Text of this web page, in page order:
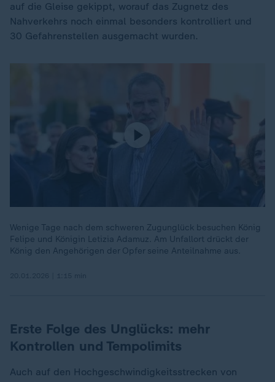
auf die Gleise gekippt, worauf das Zugnetz des
Nahverkehrs noch einmal besonders kontrolliert und
30 Gefahrenstellen ausgemacht wurden.
Wenige Tage nach dem schweren Zugunglück besuchen König
Felipe und Königin Letizia Adamuz. Am Unfallort drückt der
König den Angehörigen der Opfer seine Anteilnahme aus.
Erste Folge des Unglücks: mehr
Kontrollen und Tempolimits
Auch auf den Hochgeschwindigkeitsstrecken von